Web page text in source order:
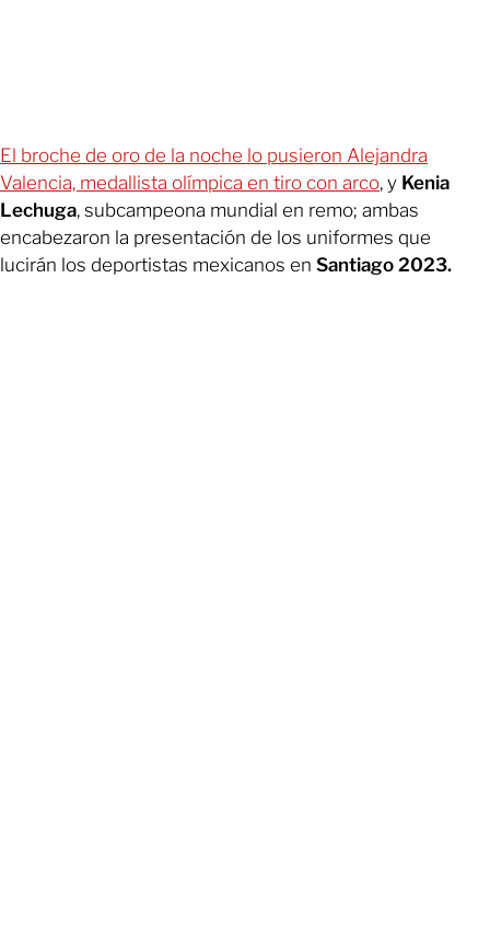
El broche de oro de la noche lo pusieron Alejandra
Valencia, medallista olímpica en tiro con arco, y Kenia
Lechuga, subcampeona mundial en remo; ambas
encabezaron la presentación de los uniformes que
lucirán los deportistas mexicanos en Santiago 2023.